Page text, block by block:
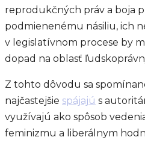
reprodukčných práv a boja
podmienenému násiliu, ich
v legislatívnom procese by
dopad na oblasť
Z tohto dôvodu sa
najčastejšie spájajú s
využívajú ako spôsob
feminizmu a liberálnym